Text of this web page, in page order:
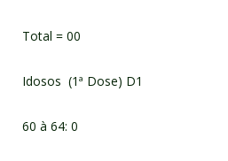
Total = 00
Idosos (1ª Dose) D1
60 à 64: 0